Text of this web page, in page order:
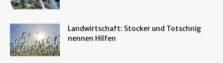
Landwirtschaft: Stocker und Totschnig
nennen Hilfen